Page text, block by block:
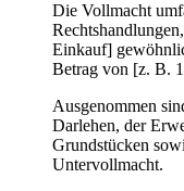
Die Vollmacht
Einkauf]
Betrag von [z. B.
Ausgenommen
Darlehen, der
Grundstücken
Untervollmacht.